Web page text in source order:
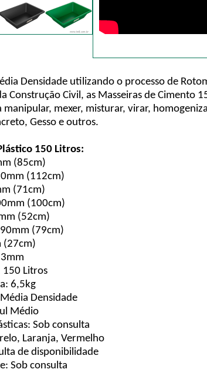
Densidade utilizando o processo de
Civil, as Masseiras de Cimento
mexer, misturar, virar,
Gesso e outros.
150 Litros:
(85cm)
(112cm)
(71cm)
(100cm)
(52cm)
(79cm)
(27cm)
150 Litros
6,5kg
Densidade
Médio
Sob consulta
Laranja, Vermelho
de disponibilidade
Sob consulta